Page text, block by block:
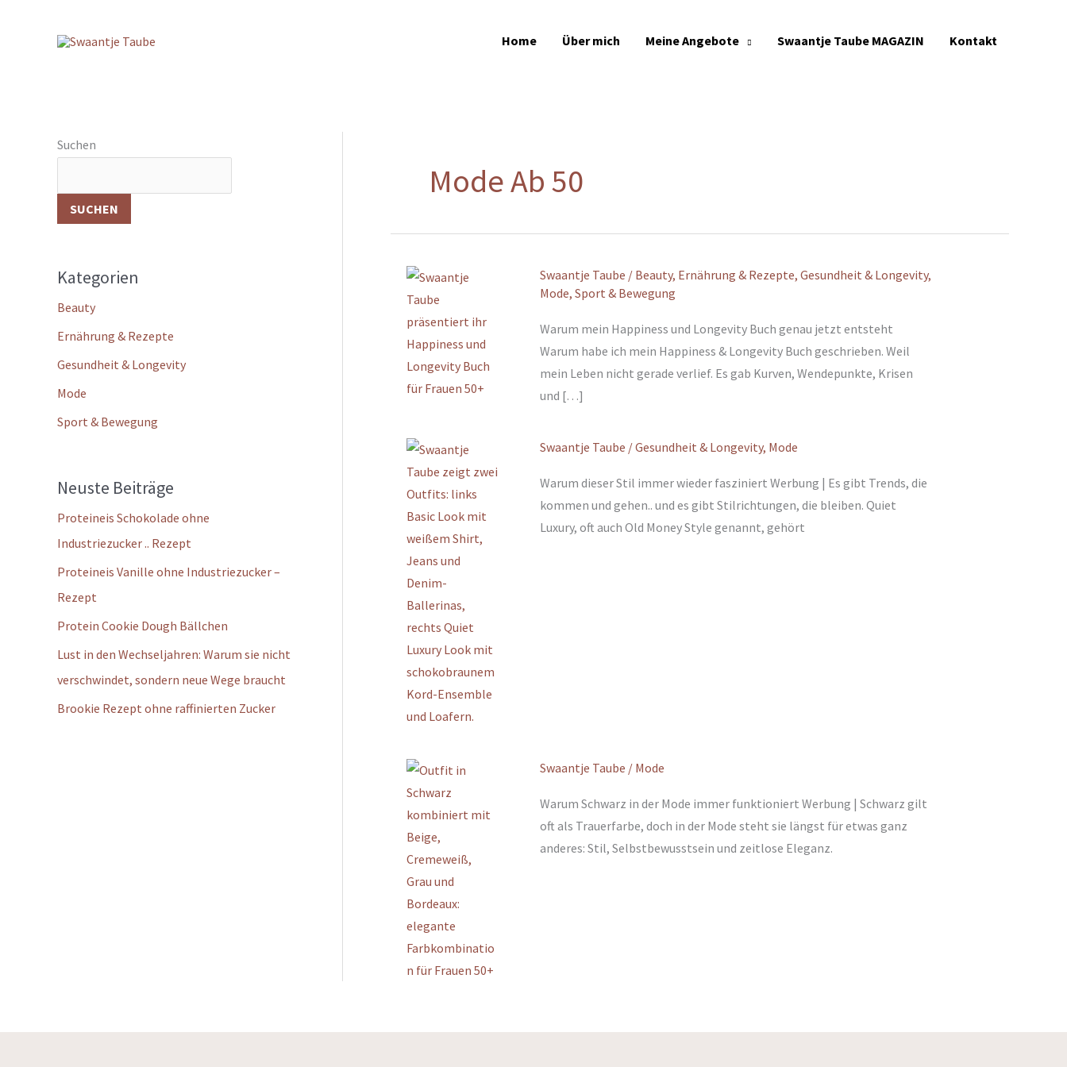
Home Über mich Meine Angebote Swaantje Taube MAGAZIN Kontakt
Suchen
SUCHEN
Kategorien
Beauty
Ernährung & Rezepte
Gesundheit & Longevity
Mode
Sport & Bewegung
Neuste Beiträge
Proteineis Schokolade ohne
Industriezucker .. Rezept
Proteineis Vanille ohne Industriezucker –
Rezept
Protein Cookie Dough Bällchen
Lust in den Wechseljahren: Warum sie nicht
verschwindet, sondern neue Wege braucht
Brookie Rezept ohne raffinierten Zucker
Mode Ab 50
Swaantje Taube / Beauty, Ernährung & Rezepte, Gesundheit & Longevity,
Mode, Sport & Bewegung
Warum mein Happiness und Longevity Buch genau jetzt entsteht
Warum habe ich mein Happiness & Longevity Buch geschrieben. Weil
mein Leben nicht gerade verlief. Es gab Kurven, Wendepunkte, Krisen
und […]
Swaantje Taube /Gesundheit & Longevity, Mode
Warum dieser Stil immer wieder fasziniert Werbung | Es gibt Trends, die
kommen und gehen.. und es gibt Stilrichtungen, die bleiben. Quiet
Luxury, oft auch Old Money Style genannt, gehört
Swaantje Taube / Mode
Warum Schwarz in der Mode immer funktioniert Werbung | Schwarz gilt
oft als Trauerfarbe, doch in der Mode steht sie längst für etwas ganz
anderes: Stil, Selbstbewusstsein und zeitlose Eleganz.